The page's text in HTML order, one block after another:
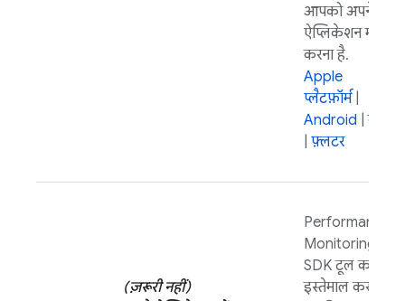
आपको अपने
ऐप्लिकेशन में
करना है.
Apple
प्लैटफ़ॉर्म|
Android |वेब
फ़्लटर
(ज़रूरी नहीं)
Performance
Monitoring
SDK टूल का
इस्तेमाल करके,